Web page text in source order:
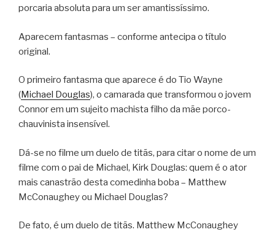
porcaria absoluta para um ser amantissíssimo.
Aparecem fantasmas – conforme antecipa o título
original.
O primeiro fantasma que aparece é do Tio Wayne
(Michael Douglas), o camarada que transformou o jovem
Connor em um sujeito machista filho da mãe porco-
chauvinista insensível.
Dá-se no filme um duelo de titãs, para citar o nome de um
filme com o pai de Michael, Kirk Douglas: quem é o ator
mais canastrão desta comedinha boba – Matthew
McConaughey ou Michael Douglas?
De fato, é um duelo de titãs. Matthew McConaughey